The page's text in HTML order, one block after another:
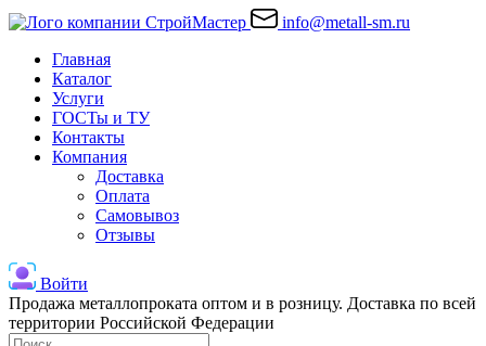
info@metall-sm.ru
Главная
Каталог
Услуги
ГОСТы и ТУ
Контакты
Компания
Доставка
Оплата
Самовывоз
Отзывы
Войти
Продажа металлопроката оптом и в розницу. Доставка по всей
территории Российской Федерации